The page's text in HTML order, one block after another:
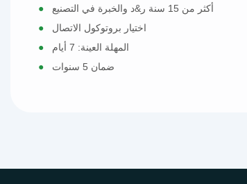
●
أكثر من 15 سنة ر&د والخبرة في التصنيع
●
اختيار بروتوكول الاتصال
●
المهلة العينة: 7 أيام
●
ضمان 5 سنوات